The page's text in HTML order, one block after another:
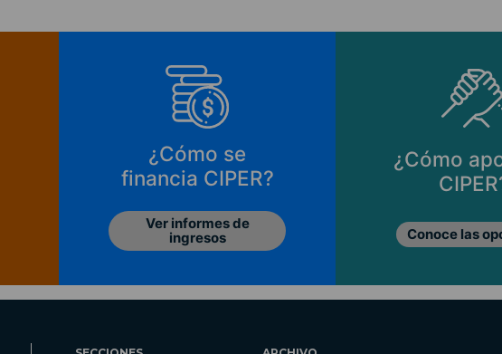
¿Cómo se
financia CIPER?
Ver informes de
ingresos
¿Cómo
Conoce las